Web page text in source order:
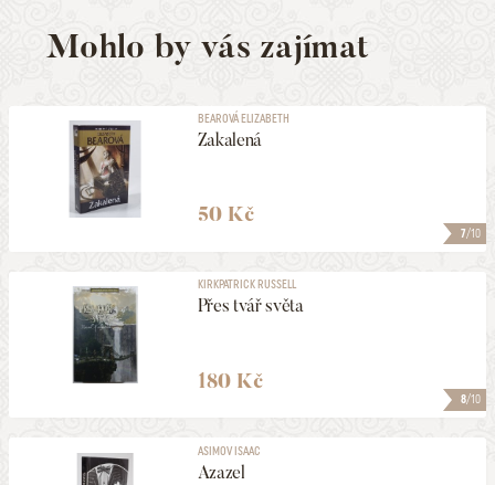
Mohlo by vás zajímat
7/10
BEAROVÁ ELIZABETH
Zakalená
50 Kč
8/10
KIRKPATRICK RUSSELL
Přes tvář světa
180 Kč
ASIMOV ISAAC
Azazel